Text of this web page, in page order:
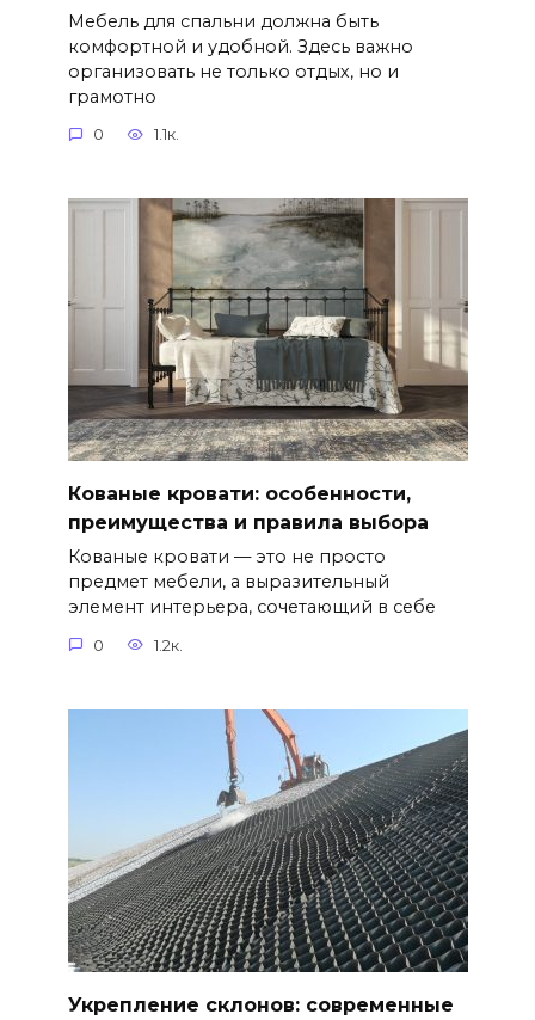
Мебель для спальни должна быть
комфортной и удобной. Здесь важно
организовать не только отдых, но и
грамотно
0 1.1к.
Кованые кровати: особенности,
преимущества и правила выбора
Кованые кровати — это не просто
предмет мебели, а выразительный
элемент интерьера, сочетающий в себе
0 1.2к.
Укрепление склонов: современные